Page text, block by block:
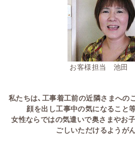
お客様担当 池田
私たちは、工事着工前の近隣さまへの
顔を出し工事中の気になること
女性ならではの気遣いで奥さまやお
ごしいただけるようが